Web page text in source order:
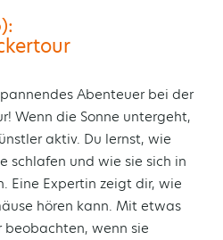
Abenteuer bei der
Wenn die Sonne untergeht,
aktiv. Du lernst, wie
schlafen und wie sie sich in
Eine Expertin zeigt dir, wie
hören kann. Mit etwas
beobachten, wenn sie